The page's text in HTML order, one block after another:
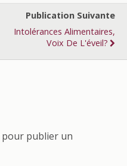
Publication Suivante
Intolérances Alimentaires,
Voix De L'éveil?
pour publier un